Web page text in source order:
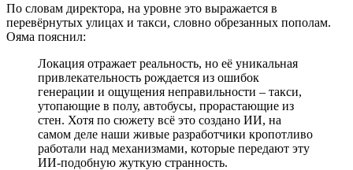
По словам директора, на уровне это выражается в
перевёрнутых улицах и такси, словно обрезанных пополам.
Ояма пояснил:
Локация отражает реальность, но её уникальная
привлекательность рождается из ошибок
генерации и ощущения неправильности – такси,
утопающие в полу, автобусы, прорастающие из
стен. Хотя по сюжету всё это создано ИИ, на
самом деле наши живые разработчики кропотливо
работали над механизмами, которые передают эту
ИИ-подобную жуткую странность.